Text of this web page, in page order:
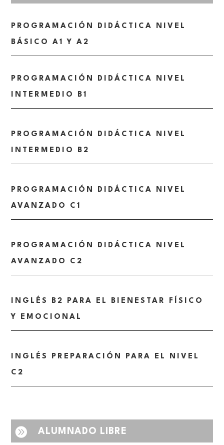
PROGRAMACIÓN DIDÁCTICA NIVEL
BÁSICO A1 Y A2
PROGRAMACIÓN DIDÁCTICA NIVEL
INTERMEDIO B1
PROGRAMACIÓN DIDÁCTICA NIVEL
INTERMEDIO B2
PROGRAMACIÓN DIDÁCTICA NIVEL
AVANZADO C1
PROGRAMACIÓN DIDÁCTICA NIVEL
AVANZADO C2
INGLÉS B2 PARA EL BIENESTAR FÍSICO
Y EMOCIONAL
INGLÉS PREPARACIÓN PARA EL NIVEL
C2
 ALUMNADO LIBRE